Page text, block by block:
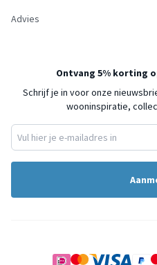
Advies
Ontvang 5% korting
Schrijf je in voor onze
wooninspiratie,